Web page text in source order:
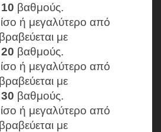
10 βαθμούς.
ίσο ή μεγαλύτερο από
με
20 βαθμούς.
ίσο ή μεγαλύτερο από
με
30 βαθμούς.
ίσο ή μεγαλύτερο από
με